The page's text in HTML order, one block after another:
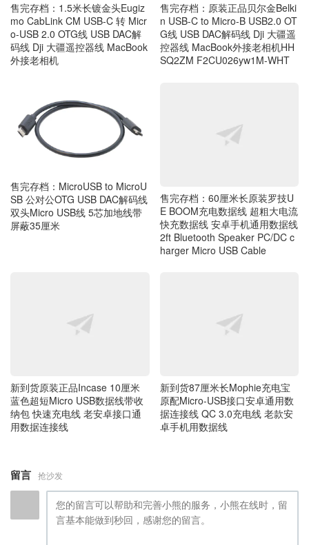
售完存档：1.5米长镀金头Eugiz
mo CabLink CM USB-C 转 Micr
o-USB 2.0 OTG线 USB DAC解
码线 Dji 大疆遥控器线 MacBook
外接老相机
售完存档：原装正品贝尔金Belki
n USB-C to Micro-B USB2.0 OT
G线 USB DAC解码线 Dji 大疆遥
控器线 MacBook外接老相机HH
SQ2ZM F2CU026yw1M-WHT
售完存档：MicroUSB to MicroU
SB 公对公OTG USB DAC解码线
双头Micro USB线 5芯加地线带
屏蔽35厘米
E BOOM充电数据线 超粗大电流
快充数据线 安卓手机通用数据线
2ft Bluetooth Speaker PC/DC c
harger Micro USB Cable
纳包 快速充电线 老安卓接口通
用数据连接线
据连接线 QC 3.0充电线 老款安
卓手机用数据线